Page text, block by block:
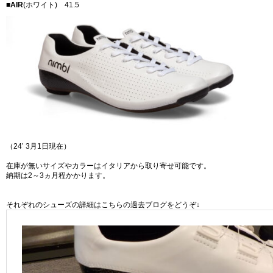
■AIR(ホワイト) 41.5
（24’ 3月1日現在）
在庫が無いサイズやカラーはイタリアから取り寄せ可能です。
納期は2～3ヵ月程かかります。
それぞれのシューズの詳細はこちらの過去ブログをどうぞ↓